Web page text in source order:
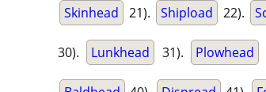
Skinhead 21). Shipload 22).
30). Lunkhead 31). Plowhead